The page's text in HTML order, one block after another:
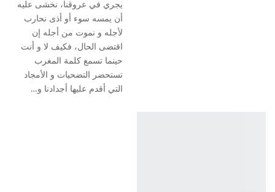
يجري في عروقنا، نخشى عليه
أن يمسه سوء أو أذى نحارب
لأجله و نموت من أجله إن
اقتضى الحال، فكيف لا و أنت
حينما تسمع كلمة المغرب
تستحضر التضحيات و الأمجاد
التي أقدم عليها أجدادنا و…